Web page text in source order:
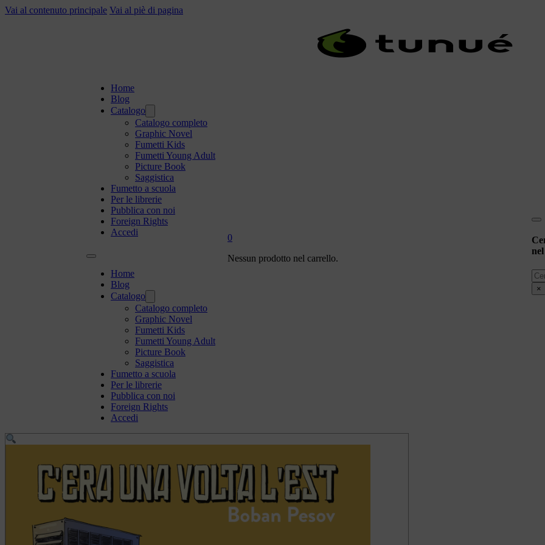
Vai al contenuto principale Vai al piè di pagina
Home
Blog
Catalogo
Catalogo completo
Graphic Novel
Fumetti Kids
Fumetti Young Adult
Picture Book
Saggistica
Fumetto a scuola
Per le librerie
Pubblica con noi
Foreign Rights
Accedi
Home
Blog
Catalogo
Catalogo completo
Graphic Novel
Fumetti Kids
Fumetti Young Adult
Picture Book
Saggistica
Fumetto a scuola
Per le librerie
Pubblica con noi
Foreign Rights
Accedi
0
Nessun prodotto nel carrello.
×